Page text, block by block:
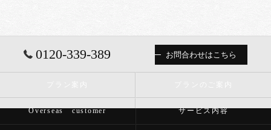
0120-339-389 お問合わせはこちら
Overseas customer サービス内容